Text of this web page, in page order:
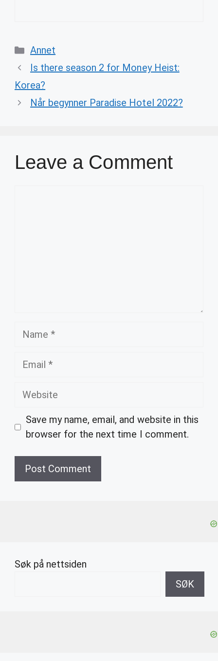
Categories
Annet
Is there season 2 for Money Heist:
Korea?
Når begynner Paradise Hotel 2022?
Leave a Comment
Name
Email
Website
Save my name, email, and website in this
browser for the next time I comment.
Søk på nettsiden
SØK